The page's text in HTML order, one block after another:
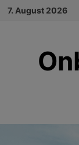
Zum
7. August 2026